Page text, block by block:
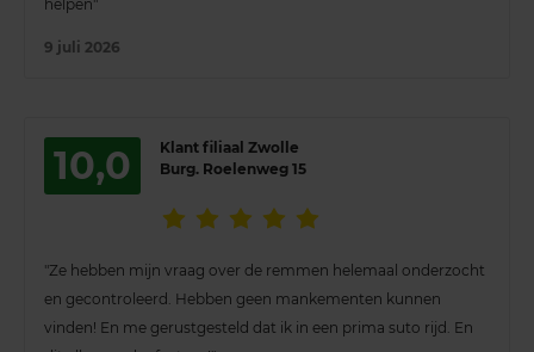
helpen"
9 juli 2026
10,0
Klant filiaal Zwolle
Burg. Roelenweg 15
"Ze hebben mijn vraag over de remmen helemaal onderzocht
en gecontroleerd. Hebben geen mankementen kunnen
vinden! En me gerustgesteld dat ik in een prima suto rijd. En